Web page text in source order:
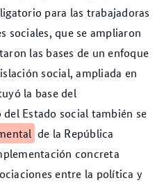
para las trabajadoras
sociales, que se ampliaron
las bases de un enfoque
social, ampliada en
la base del
Estado social también se
de la República
concreta
entre la política y